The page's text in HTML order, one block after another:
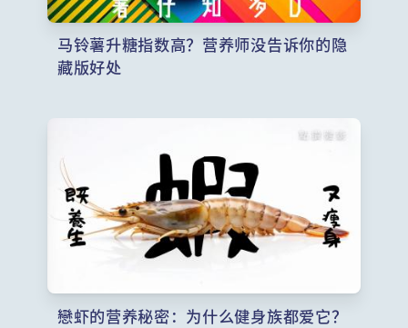
马铃薯升糖指数高？营养师没告诉你的隐
藏版好处
戀虾的营养秘密：为什么健身族都爱它？